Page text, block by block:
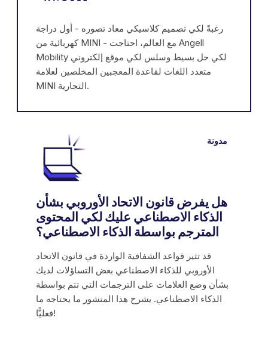
رغبةً لكي تصميم كلاسيكي معاد تصوره - أول دراجة
كهربائية من MINI - مع العالم، احتاجت Angell
Mobility لكي حل بسيط وسلس لكي موقع إلكتروني
متعدد اللغات لقاعدة المعجبين المخلصين لعلامة
MINI التجارية.
مدونة
هل يفرض قانون الاتحاد الأوروبي بشأن
الذكاء الاصطناعي عليك لكي المحتوى
المترجم بواسطة الذكاء الاصطناعي؟
قد تثير قواعد الشفافية الواردة في قانون الاتحاد
الأوروبي للذكاء الاصطناعي بعض التساؤلات لديك
بشأن وضع العلامات على الترجمات التي تتم بواسطة
الذكاء الاصطناعي. يشرح هذا المنشور ما يحتاجه ما
فعليًّا!